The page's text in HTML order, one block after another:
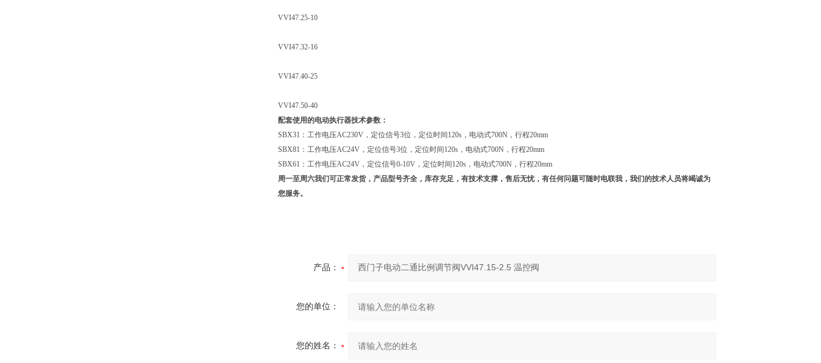
VVI47.25-10
VVI47.32-16
VVI47.40-25
VVI47.50-40
配套使用的电动执行器技术参数：
SBX31：工作电压AC230V，定位信号3位，定位时间120s，电动式700N，行程20mm
SBX81：工作电压AC24V，定位信号3位，定位时间120s，电动式700N，行程20mm
SBX61：工作电压AC24V，定位信号0-10V，定位时间120s，电动式700N，行程20mm
周一至周六我们可正常发货，产品型号齐全，库存充足，有技术支撑，售后无忧，有任何问题可随时电联我，我们的技术人员将竭诚为
您服务。
产品：
您的单位：
您的姓名：